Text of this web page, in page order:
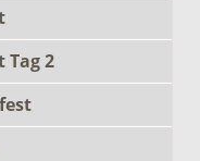
Tag 2